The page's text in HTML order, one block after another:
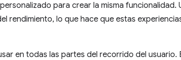
para crear la misma funcionalidad.
rendimiento, lo que hace que estas
en todas las partes del recorrido del usuario.